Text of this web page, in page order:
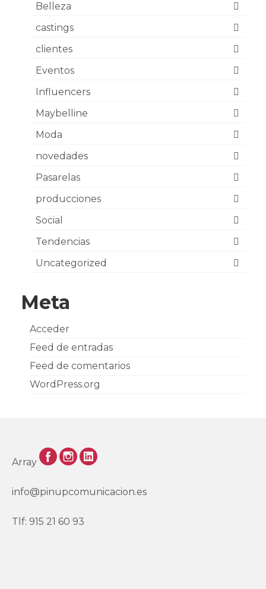
Belleza
castings
clientes
Eventos
Influencers
Maybelline
Moda
novedades
Pasarelas
producciones
Social
Tendencias
Uncategorized
Meta
Acceder
Feed de entradas
Feed de comentarios
WordPress.org
Array
info@pinupcomunicacion.es
Tlf: 915 21 60 93